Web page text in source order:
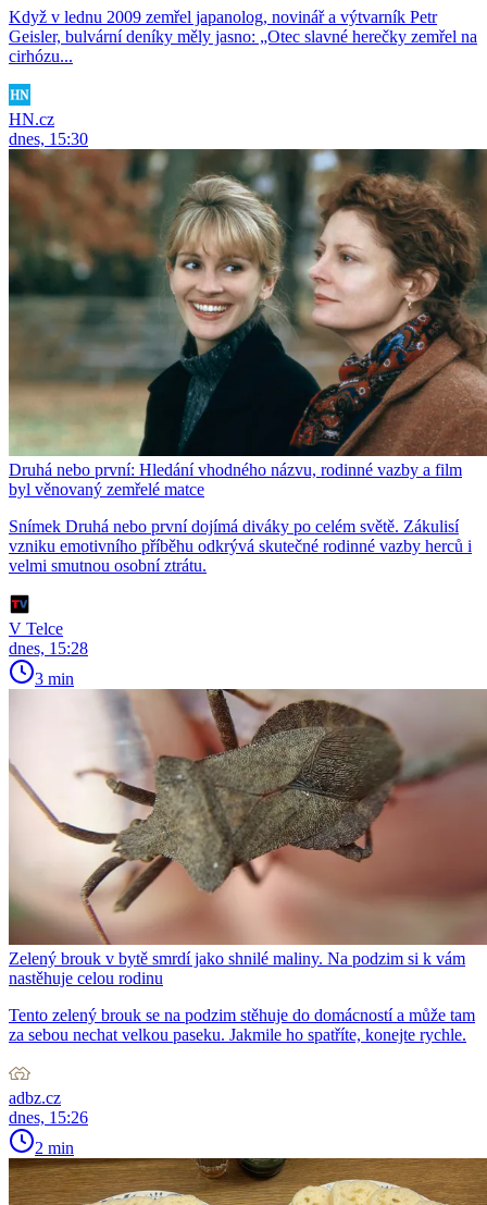
Když v lednu 2009 zemřel japanolog, novinář a výtvarník Petr
Geisler, bulvární deníky měly jasno: „Otec slavné herečky zemřel na
cirhózu...
HN.cz
dnes, 15:30
Druhá nebo první: Hledání vhodného názvu, rodinné vazby a film
byl věnovaný zemřelé matce
Snímek Druhá nebo první dojímá diváky po celém světě. Zákulisí
vzniku emotivního příběhu odkrývá skutečné rodinné vazby herců i
velmi smutnou osobní ztrátu.
V Telce
dnes, 15:28
3 min
Zelený brouk v bytě smrdí jako shnilé maliny. Na podzim si k vám
nastěhuje celou rodinu
Tento zelený brouk se na podzim stěhuje do domácností a může tam
za sebou nechat velkou paseku. Jakmile ho spatříte, konejte rychle.
adbz.cz
dnes, 15:26
2 min